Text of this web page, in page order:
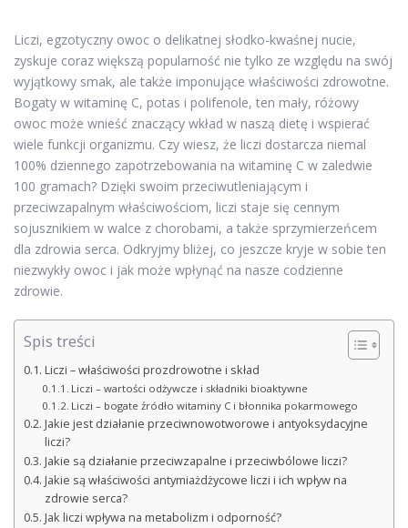
Liczi, egzotyczny owoc o delikatnej słodko-kwaśnej nucie,
zyskuje coraz większą popularność nie tylko ze względu na swój
wyjątkowy smak, ale także imponujące właściwości zdrowotne.
Bogaty w witaminę C, potas i polifenole, ten mały, różowy
owoc może wnieść znaczący wkład w naszą dietę i wspierać
wiele funkcji organizmu. Czy wiesz, że liczi dostarcza niemal
100% dziennego zapotrzebowania na witaminę C w zaledwie
100 gramach? Dzięki swoim przeciwutleniającym i
przeciwzapalnym właściwościom, liczi staje się cennym
sojusznikiem w walce z chorobami, a także sprzymierzeńcem
dla zdrowia serca. Odkryjmy bliżej, co jeszcze kryje w sobie ten
niezwykły owoc i jak może wpłynąć na nasze codzienne
zdrowie.
Spis treści
Liczi – właściwości prozdrowotne i skład
Liczi – wartości odżywcze i składniki bioaktywne
Liczi – bogate źródło witaminy C i błonnika pokarmowego
Jakie jest działanie przeciwnowotworowe i antyoksydacyjne
liczi?
Jakie są działanie przeciwzapalne i przeciwbólowe liczi?
Jakie są właściwości antymiażdżycowe liczi i ich wpływ na
zdrowie serca?
Jak liczi wpływa na metabolizm i odporność?